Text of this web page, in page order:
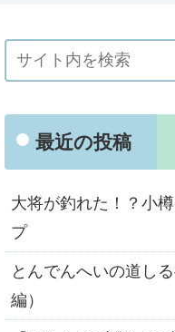
最近の投稿
大将が釣れた！？小
プ
とんでんへいの道し
編）